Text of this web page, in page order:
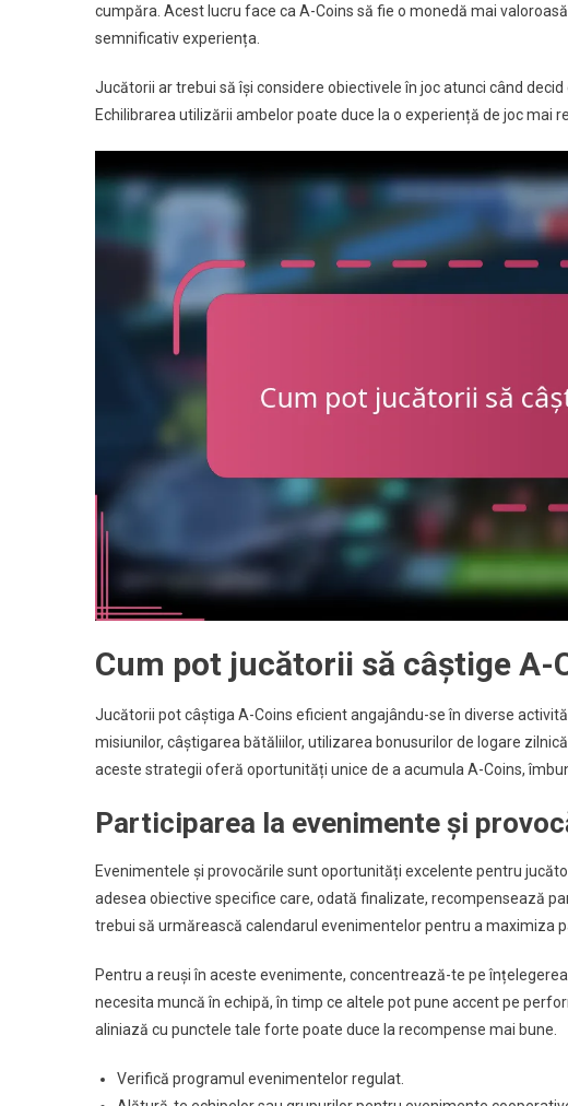
cumpăra. Acest lucru face ca A-Coins să fie o monedă mai
semnificativ experiența.
Jucătorii ar trebui să își considere obiectivele în joc atunci când
Echilibrarea utilizării ambelor poate duce la o experiență de joc mai
Cum pot jucătorii să câștige A-
Jucătorii pot câștiga A-Coins eficient angajându-se în diverse
misiunilor, câștigarea bătăliilor, utilizarea bonusurilor de logare
aceste strategii oferă oportunități unice de a acumula A-Coins,
Participarea la evenimente și
Evenimentele și provocările sunt oportunități excelente pentru
adesea obiective specifice care, odată finalizate, recompensează
trebui să urmărească calendarul evenimentelor pentru a maximiza
Pentru a reuși în aceste evenimente, concentrează-te pe
necesita muncă în echipă, în timp ce altele pot pune accent pe
aliniază cu punctele tale forte poate duce la recompense mai bune.
Verifică programul evenimentelor regulat.